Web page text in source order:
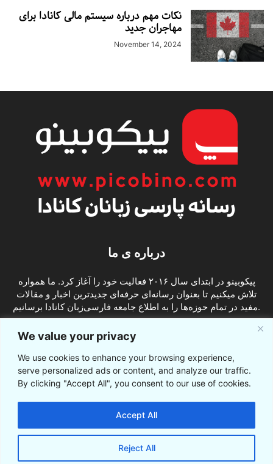
We value your privacy
We use cookies to enhance your browsing experience,
serve personalized ads or content, and analyze our traffic.
By clicking "Accept All", you consent to our use of cookies.
Reject All
Accept All
نکات مهم درباره سیستم مالی کانادا برای
مهاجران جدید
November 14, 2024
درباره ی ما
پیکوبینو در ابتدای سال ۲۰۱۶ فعالیت خود را آغاز کرد. ما همواره
تلاش میکنیم تا بعنوان رسانه‌ای حرفه‌ای جدیدترین اخبار و مقالات
مفید در تمام حوزه‌ها را به اطلاع جامعه فارسی‌زبان کانادا برسانیم.
ما را دنبال کنید
© © پیکوبینو اخبار کانادا به فارسی 2021-2016